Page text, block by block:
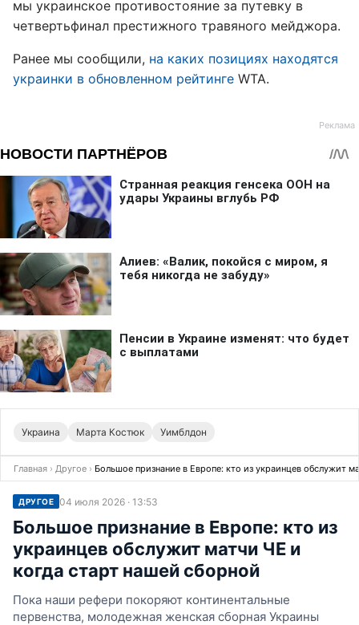
мы украинское противостояние за путевку в
четвертьфинал престижного травяного мейджора.
Ранее мы сообщили, на каких позициях находятся
украинки в обновленном рейтинге WTA.
Украина Марта Костюк Уимблдон
Главная › Другое › Большое признание в Европе: кто из украинцев обслужит
ДРУГОЕ 04 июля 2026 · 13:53
Большое признание в Европе: кто из
украинцев обслужит матчи ЧЕ и
когда старт нашей сборной
Пока наши рефери покоряют континентальные
первенства, молодежная женская сборная Украины